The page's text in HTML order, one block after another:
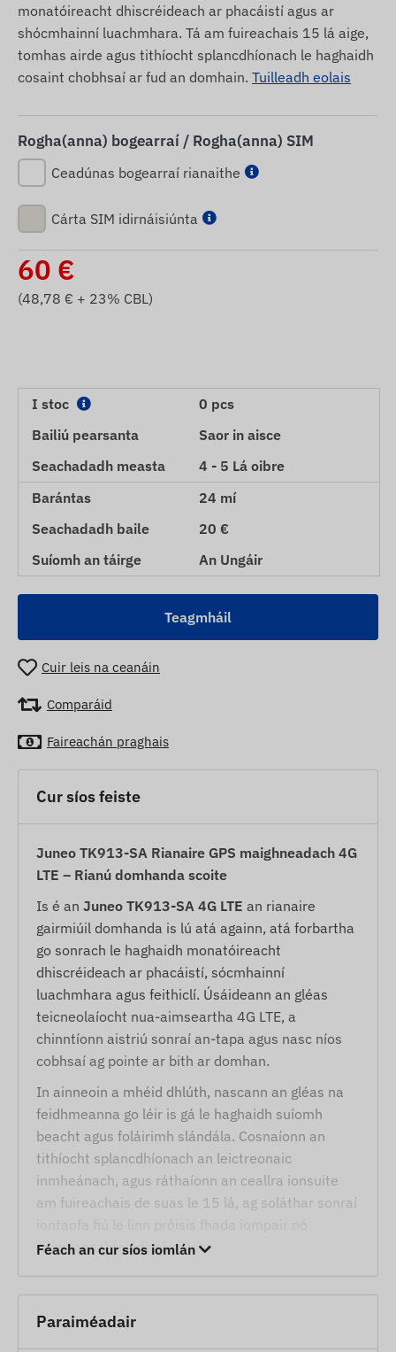
monatóireacht dhiscréideach ar phacáistí agus ar
shócmhainní luachmhara. Tá am fuireachais 15 lá aige,
tomhas airde agus tithíocht splancdhíonach le haghaidh
cosaint chobhsaí ar fud an domhain. Tuilleadh eolais
Rogha(anna) bogearraí / Rogha(anna) SIM
Ceadúnas bogearraí rianaithe
Cárta SIM idirnáisiúnta
60 €
(48,78 € + 23% CBL)
I stoc
0 pcs
Bailiú pearsanta
Saor in aisce
Seachadadh measta
4 - 5 Lá oibre
Barántas
24 mí
Seachadadh baile
20 €
Suíomh an táirge
An Ungáir
Teagmháil
Cuir leis na ceanáin
Comparáid
Faireachán praghais
Cur síos feiste
Juneo TK913-SA Rianaire GPS maighneadach 4G
LTE – Rianú domhanda scoite
Is é an Juneo TK913-SA 4G LTE an rianaire
gairmiúil domhanda is lú atá againn, atá forbartha
go sonrach le haghaidh monatóireacht
dhiscréideach ar phacáistí, sócmhainní
luachmhara agus feithiclí. Úsáideann an gléas
teicneolaíocht nua-aimseartha 4G LTE, a
chinntíonn aistriú sonraí an-tapa agus nasc níos
cobhsaí ag pointe ar bith ar domhan.
In ainneoin a mhéid dhlúth, nascann an gléas na
feidhmeanna go léir is gá le haghaidh suíomh
beacht agus foláirimh slándála. Cosnaíonn an
tithíocht splancdhíonach an leictreonaic
inmheánach, agus ráthaíonn an ceallra ionsuite
am fuireachais de suas le 15 lá, ag soláthar sonraí
coinsíneachtaí idirnáisiúnta.
Seirbhísí, gnéithe
Comhoibriú le córais satailíte iolracha (GPS,
Féach an cur síos iomlán
Paraiméadair